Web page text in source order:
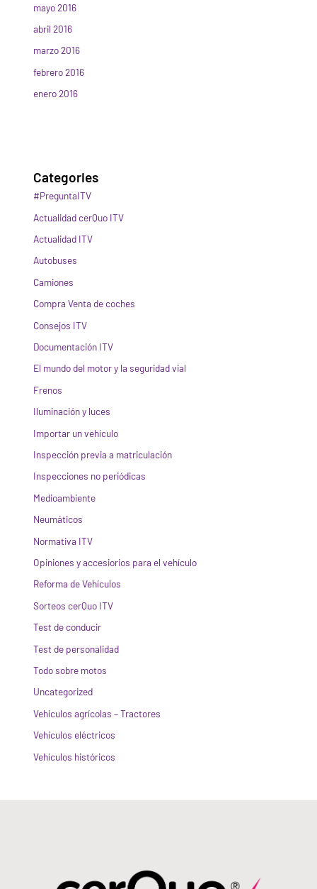
mayo 2016
abril 2016
marzo 2016
febrero 2016
enero 2016
Categories
#PreguntaITV
Actualidad cerQuo ITV
Actualidad ITV
Autobuses
Camiones
Compra Venta de coches
Consejos ITV
Documentación ITV
El mundo del motor y la seguridad vial
Frenos
Iluminación y luces
Importar un vehículo
Inspección previa a matriculación
Inspecciones no periódicas
Medioambiente
Neumáticos
Normativa ITV
Opiniones y accesiorios para el vehículo
Reforma de Vehículos
Sorteos cerQuo ITV
Test de conducir
Test de personalidad
Todo sobre motos
Uncategorized
Vehículos agrícolas – Tractores
Vehículos eléctricos
Vehículos históricos